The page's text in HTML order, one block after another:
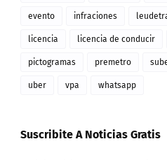
evento infraciones
licencia licencia de conducir
pictogramas premetro
uber vpa whatsapp
Suscribite A Noticias Gratis